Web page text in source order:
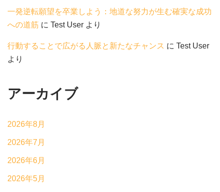
一発逆転願望を卒業しよう：地道な努力が生む確実な成功
への道筋 に Test User より
行動することで広がる人脈と新たなチャンス に Test User
より
アーカイブ
2026年8月
2026年7月
2026年6月
2026年5月